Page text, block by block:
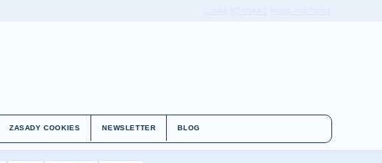
ZASADY COOKIES NEWSLETTER BLOG